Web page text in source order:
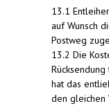
13.1
auf Wunsch
Postweg
13.2 Die
hat das
den gleichen